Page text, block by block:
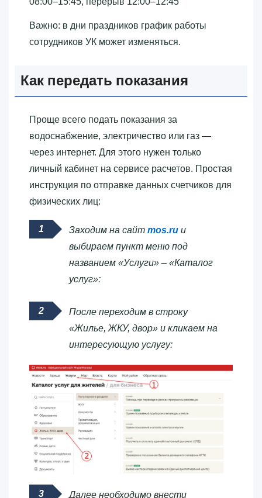
Важно: в дни праздников график работы
сотрудников УК может изменяться.
Как передать показания
Проще всего подать показания за
водоснабжение, электричество или газ —
через интернет. Для этого нужен только
личный кабинет на сервисе расчетов. Простая
инструкция по отправке данных счетчиков для
физических лиц:
Заходим на сайт mos.ru и
выбираем пункт меню под
названием «Услуги» – «Каталог
услуг»:
После переходим в строку
«Жилье, ЖКУ, двор» и кликаем на
интересующую услугу:
Далее необходимо внести